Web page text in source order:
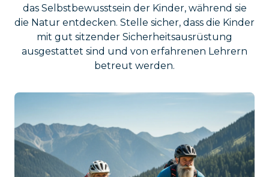
das Selbstbewusstsein der Kinder, während sie
die Natur entdecken. Stelle sicher, dass die Kinder
mit gut sitzender Sicherheitsausrüstung
ausgestattet sind und von erfahrenen Lehrern
betreut werden.